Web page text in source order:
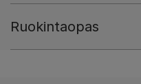
Ruokintaopas